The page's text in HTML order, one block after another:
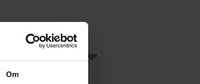
Om
der vedrører det rummelige